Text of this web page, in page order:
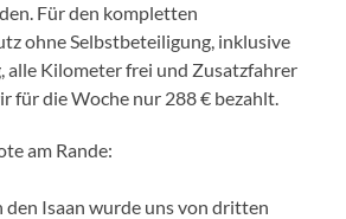
Für den kompletten
ohne Selbstbeteiligung, inklusive
alle Kilometer frei und Zusatzfahrer
für die Woche nur 288 € bezahlt.
am Rande:
den Isaan wurde uns von dritten